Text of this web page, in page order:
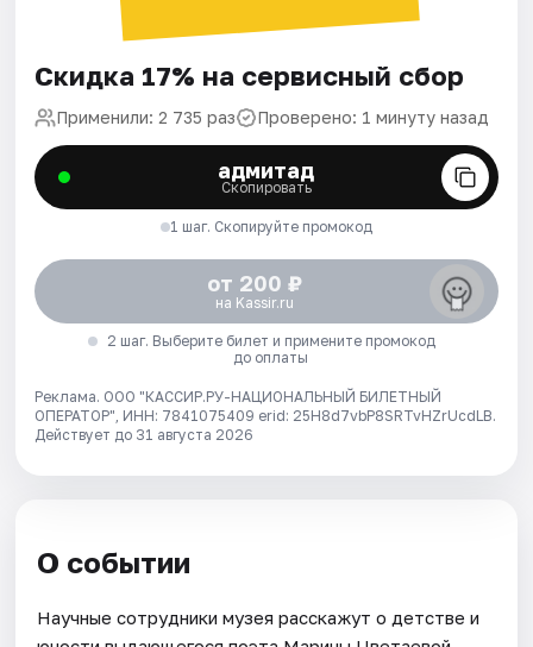
Скидка 17% на сервисный сбор
Применили: 2 735 раз Проверено: 1 минуту назад
адмитад
Скопировать
1 шаг. Скопируйте промокод
от 200 ₽
на Kassir.ru
2 шаг. Выберите билет и примените промокод
до оплаты
Реклама. ООО "КАССИР.РУ-НАЦИОНАЛЬНЫЙ БИЛЕТНЫЙ
ОПЕРАТОР", ИНН: 7841075409 erid: 25H8d7vbP8SRTvHZrUcdLB.
Действует до 31 августа 2026
О событии
Научные сотрудники музея расскажут о детстве и